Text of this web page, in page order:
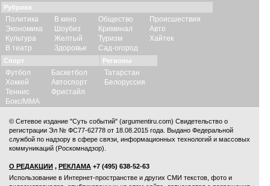
Рубрики
Политика
Экономика
Культура
В театр
В кино
Шоубиз
Желтый
Здоровье
Общество
Криминал
Туризм
Сад-огород
Происшествия
Авто
Хайтек
Спорт
Футбол
Хоккей
Теннис
Бокс/ММА
Баскетбол
Автоспорт
Фристайл
Регионы
Татарстан
Белоруссия
© Сетевое издание "Суть событий" (argumentiru.com) Свидетельство о
регистрации Эл № ФС77-62778 от 18.08.2015 года. Выдано Федеральной
службой по надзору в сфере связи, информационных технологий и массовых
коммуникаций (Роскомнадзор).
О РЕДАКЦИИ , РЕКЛАМА +7 (495) 638-52-63
Использование в Интернет-пространстве и других СМИ текстов, фото и